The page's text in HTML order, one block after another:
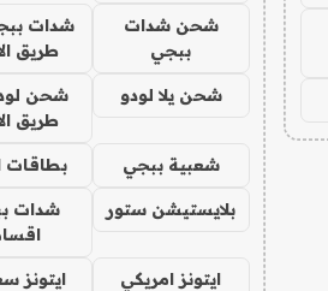
شحن شدات
ببجي
شدات
طريق
شحن يلا لودو
شحن
طريق
شعبية ببجي بطاقات
بلايستيشن ستور
شدات
ايتونز امريكي
ايتونز